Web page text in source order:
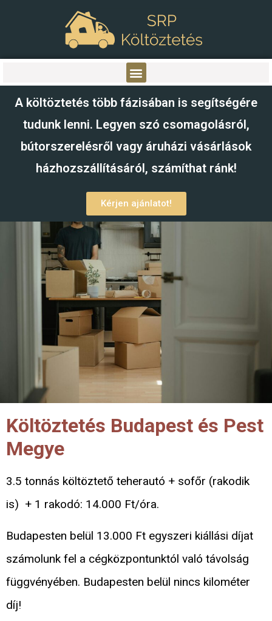
A költöztetés több fázisában is segítségére
tudunk lenni. Legyen szó csomagolásról,
bútorszerelésről vagy áruházi vásárlások
házhozszállításáról, számíthat ránk!
Kérjen ajánlatot!
Költöztetés Budapest és Pest
Megye
3.5 tonnás költöztető teherautó + sofőr (rakodik
is) + 1 rakodó: 14.000 Ft/óra.
Budapesten belül 13.000 Ft egyszeri kiállási díjat
számolunk fel a cégközpontunktól való távolság
függvényében. Budapesten belül nincs kilométer
díj!